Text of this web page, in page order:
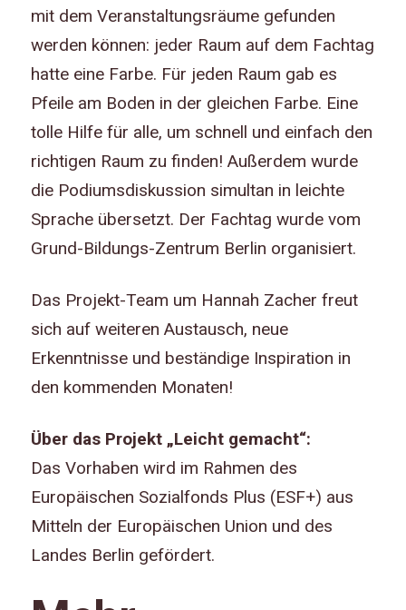
mit dem Veranstaltungsräume gefunden
werden können: jeder Raum auf dem Fachtag
hatte eine Farbe. Für jeden Raum gab es
Pfeile am Boden in der gleichen Farbe. Eine
tolle Hilfe für alle, um schnell und einfach den
richtigen Raum zu finden! Außerdem wurde
die Podiumsdiskussion simultan in leichte
Sprache übersetzt. Der Fachtag wurde vom
Grund-Bildungs-Zentrum Berlin organisiert.
Das Projekt-Team um Hannah Zacher freut
sich auf weiteren Austausch, neue
Erkenntnisse und beständige Inspiration in
den kommenden Monaten!
Über das Projekt „Leicht gemacht“:
Das Vorhaben wird im Rahmen des
Europäischen Sozialfonds Plus (ESF+) aus
Mitteln der Europäischen Union und des
Landes Berlin gefördert.